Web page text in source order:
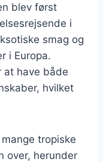
blev først
i
smag og
i Europa.
at have både
hvilket
tropiske
over, herunder